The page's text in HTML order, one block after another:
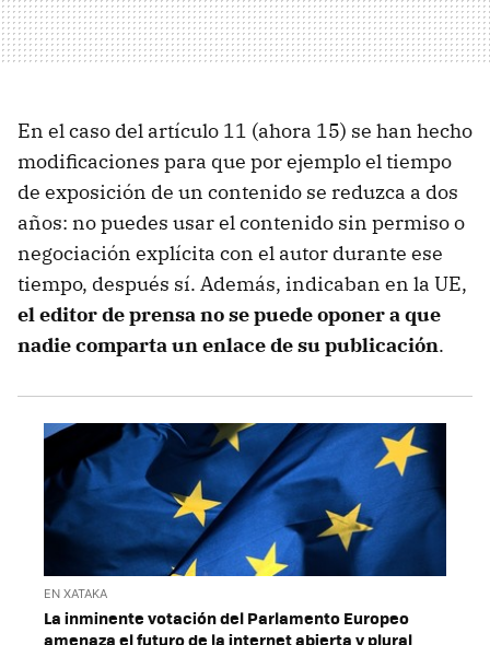
En el caso del artículo 11 (ahora 15) se han hecho
modificaciones para que por ejemplo el tiempo
de exposición de un contenido se reduzca a dos
años: no puedes usar el contenido sin permiso o
negociación explícita con el autor durante ese
tiempo, después sí. Además, indicaban en la UE,
el editor de prensa no se puede oponer a que
nadie comparta un enlace de su publicación.
EN XATAKA
La inminente votación del Parlamento Europeo
amenaza el futuro de la internet abierta y plural